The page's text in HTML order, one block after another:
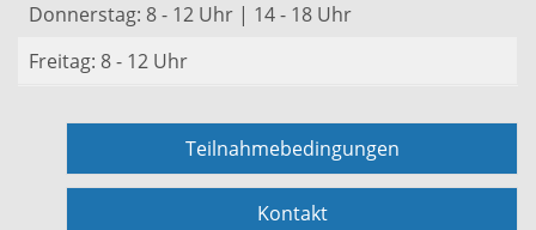
Donnerstag: 8 - 12 Uhr | 14 - 18 Uhr
Freitag: 8 - 12 Uhr
Teilnahmebedingungen
Kontakt